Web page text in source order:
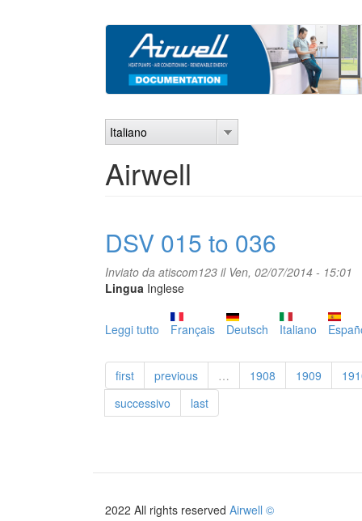
Italiano
Airwell
DSV 015 to 036
Inviato da atiscom123 il Ven, 02/07/2014 - 15:01
Lingua Inglese
Leggi tutto
015
to
036
Français Deutsch Italiano
first previous … 1908 1909
successivo
last
2022 All rights reserved Airwell ©